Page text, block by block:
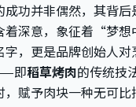
成功并非偶然，其背
着深意，象征着“梦想
字，更是品牌创始人
即稻草烤肉的传统技
，赋予肉块一种无可